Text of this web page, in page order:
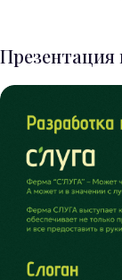
Презентация